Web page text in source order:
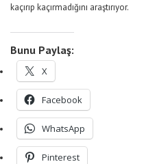
kaçırıp kaçırmadığını araştırıyor.
Bunu Paylaş:
X
Facebook
WhatsApp
Pinterest